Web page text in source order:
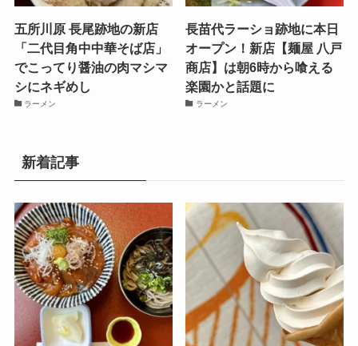
五所川原 長尾跡地の新店
「二代目角中中華そば店」
でこってり醤油の肉マシマ
シにネギめし
ラーメン
長苗代ラーショ跡地に本日
オープン！新店【麺屋 八戸
商店】は朝6時から喰える
楽園かと話題に
ラーメン
新着記事